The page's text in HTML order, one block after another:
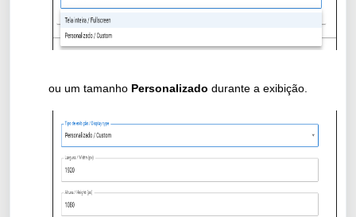
ou um tamanho Personalizado durante a exibição.